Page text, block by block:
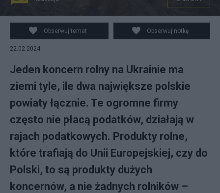
Rolnictwo na Ukrainie ma zupełnie inną strukturę niż w
Polsce Fot. Pixabay
Obserwuj temat Obserwuj notkę
22.02.2024
Jeden koncern rolny na Ukrainie ma
ziemi tyle, ile dwa największe polskie
powiaty łącznie. Te ogromne firmy
często nie płacą podatków, działają w
rajach podatkowych. Produkty rolne,
które trafiają do Unii Europejskiej, czy do
Polski, to są produkty dużych
koncernów, a nie żadnych rolników –